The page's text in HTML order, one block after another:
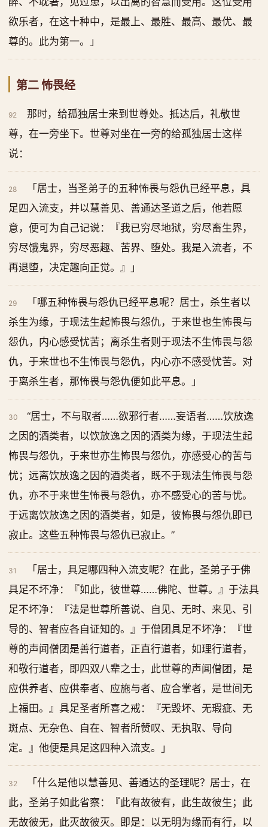
欲乐者，在这十种中，是最上、最胜、最高、最优、最
尊的。此为第一。」
第二 怖畏经
92
那时，给孤独居士来到世尊处。抵达后，礼敬世
尊，在一旁坐下。世尊对坐在一旁的给孤独居士这样
说：
28
「居士，当圣弟子的五种怖畏与怨仇已经平息，具
足四入流支，并以慧善见、善通达圣道之后，他若愿
意，便可为自己记说：『我已穷尽地狱，穷尽畜生界，
穷尽饿鬼界，穷尽恶趣、苦界、堕处。我是入流者，不
再退堕，决定趣向正觉。』」
29
「哪五种怖畏与怨仇已经平息呢？居士，杀生者以
杀生为缘，于现法生起怖畏与怨仇，于来世也生怖畏与
怨仇，内心感受忧苦；离杀生者则于现法不生怖畏与怨
仇，于来世也不生怖畏与怨仇，内心亦不感受忧苦。对
于离杀生者，那怖畏与怨仇便如此平息。」
30
“居士，不与取者……欲邪行者……妄语者……饮放逸
之因的酒类者，以饮放逸之因的酒类为缘，于现法生起
怖畏与怨仇，于来世亦生怖畏与怨仇，亦感受心的苦与
忧；远离饮放逸之因的酒类者，既不于现法生怖畏与怨
仇，亦不于来世生怖畏与怨仇，亦不感受心的苦与忧。
于远离饮放逸之因的酒类者，如是，彼怖畏与怨仇即已
寂止。这些五种怖畏与怨仇已寂止。”
31
「居士，具足哪四种入流支呢？在此，圣弟子于佛
具足不坏净：『如此，彼世尊……佛陀、世尊。』于法具
足不坏净：『法是世尊所善说、自见、无时、来见、引
导的、智者应各自证知的。』于僧团具足不坏净：『世
尊的声闻僧团是善行道者，正直行道者，如理行道者，
和敬行道者，即四双八辈之士，此世尊的声闻僧团，是
应供养者、应供奉者、应施与者、应合掌者，是世间无
上福田。』具足圣者所喜之戒：『无毁坏、无瑕疵、无
斑点、无杂色、自在、智者所赞叹、无执取、导向
定。』他便是具足这四种入流支。」
32
「什么是他以慧善见、善通达的圣理呢？居士，在
此，圣弟子如此省察：『此有故彼有，此生故彼生；此
无故彼无，此灭故彼灭。即是：以无明为缘而有行，以